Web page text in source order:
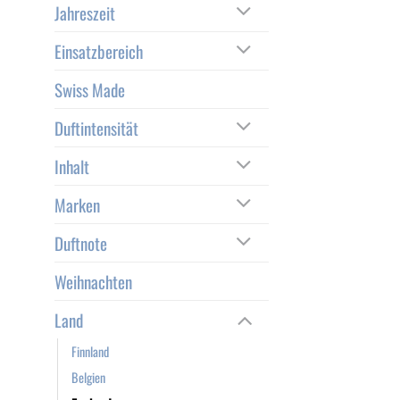
Jahreszeit
Einsatzbereich
Swiss Made
Duftintensität
Inhalt
Marken
Duftnote
Weihnachten
Land
Finnland
Belgien